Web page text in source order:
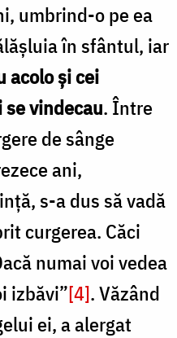
umbrind-o pe ea
în sfântul, iar
acolo și cei
vindecau. Între
de sânge
ani,
s-a dus să vadă
curgerea. Căci
numai voi vedea
izbăvi”[4]. Văzând
ei, a alergat